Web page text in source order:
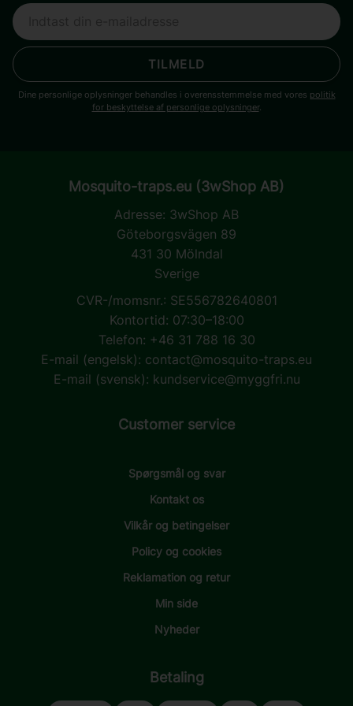
TILMELD
Dine personlige oplysninger behandles i overensstemmelse med vores politik
for beskyttelse af personlige oplysninger.
Mosquito-traps.eu (3wShop AB)
Adresse: 3wShop AB
Göteborgsvägen 89
431 30 Mölndal
Sverige
CVR-/momsnr.: SE556782640801
Kontortid: 07:30–18:00
Telefon: +46 31 788 16 30
E-mail (engelsk): contact@mosquito-traps.eu
E-mail (svensk): kundservice@myggfri.nu
Customer service
Spørgsmål og svar
Kontakt os
Vilkår og betingelser
Policy og cookies
Reklamation og retur
Min side
Nyheder
Betaling